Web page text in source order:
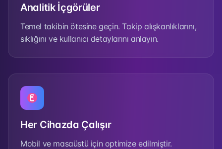
Analitik İçgörüler
Temel takibin ötesine geçin. Takip alışkanlıklarını,
sıklığını ve kullanıcı detaylarını anlayın.
Her Cihazda Çalışır
Mobil ve masaüstü için optimize edilmiştir.